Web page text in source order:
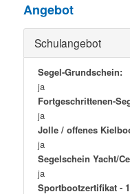
Angebot
Schulangebot
Segel-Grundschein:
ja
Fortgeschrittenen-
ja
Jolle / offenes
ja
Segelschein Yacht/
ja
Sportbootzertifikat -